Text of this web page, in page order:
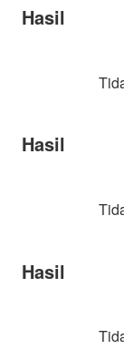
Hasil
Hasil
Hasil